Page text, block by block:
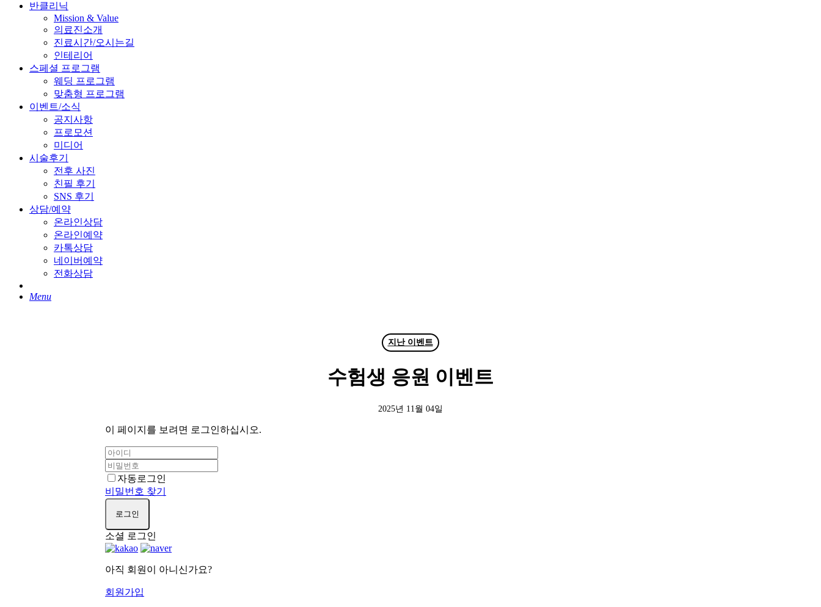
반클리닉
Mission & Value
의료진소개
진료시간/오시는길
인테리어
스페셜 프로그램
웨딩 프로그램
맞춤형 프로그램
이벤트/소식
공지사항
프로모션
미디어
시술후기
전후 사진
친필 후기
SNS 후기
상담/예약
온라인상담
온라인예약
카톡상담
네이버예약
전화상담
Menu
지난 이벤트
수험생 응원 이벤트
2025년 11월 04일
이 페이지를 보려면 로그인하십시오.
자동로그인
비밀번호 찾기
로그인
소셜 로그인
아직 회원이 아니신가요?
회원가입